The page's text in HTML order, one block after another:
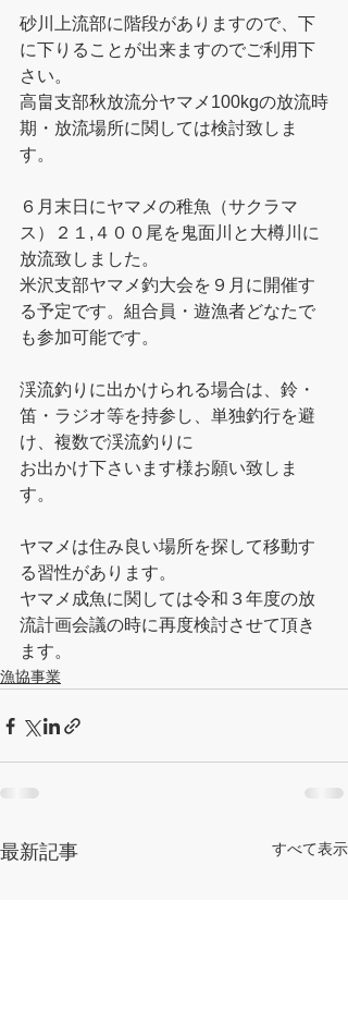
砂川上流部に階段がありますので、下
に下りることが出来ますのでご利用下
さい。
高畠支部秋放流分ヤマメ100kgの放流時
期・放流場所に関しては検討致しま
す。
６月末日にヤマメの稚魚（サクラマ
ス）２１,４００尾を鬼面川と大樽川に
放流致しました。
米沢支部ヤマメ釣大会を９月に開催す
る予定です。組合員・遊漁者どなたで
も参加可能です。
渓流釣りに出かけられる場合は、鈴・
笛・ラジオ等を持参し、単独釣行を避
け、複数で渓流釣りに
お出かけ下さいます様お願い致しま
す。
ヤマメは住み良い場所を探して移動す
る習性があります。
ヤマメ成魚に関しては令和３年度の放
流計画会議の時に再度検討させて頂き
ます。
漁協事業
最新記事 すべて表示